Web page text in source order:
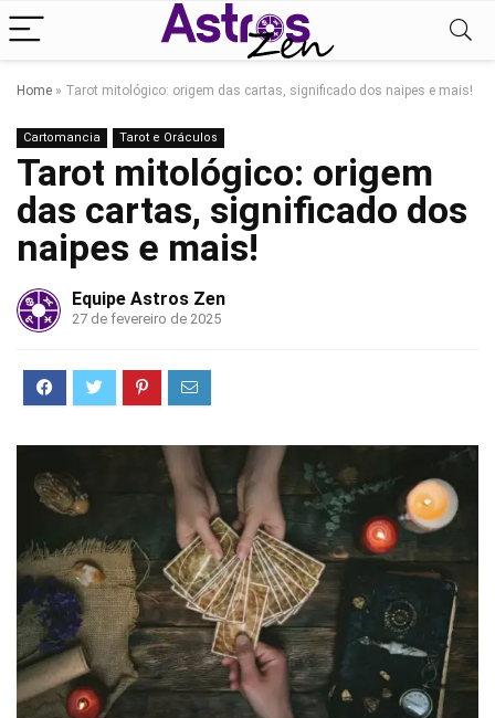
Home » Tarot mitológico: origem das cartas, significado dos naipes e mais!
Cartomancia Tarot e Oráculos
Tarot mitológico: origem
das cartas, significado dos
naipes e mais!
Equipe Astros Zen
27 de fevereiro de 2025